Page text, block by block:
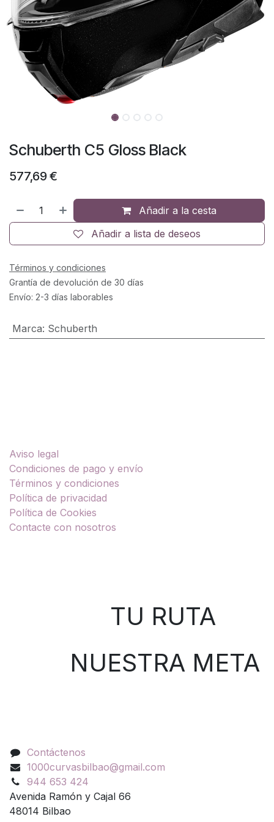
Schuberth C5 Gloss Black
577,69€
Añadir a la cesta
Añadir a lista de deseos
Términos y condiciones
Grantía de devolución de 30 días
Envío: 2-3 días laborables
Marca: Schuberth
Aviso legal
Condiciones de pago y envío
Términos y condiciones
Política de privacidad
Política de Cookies
Contacte con nosotros
TU RUTA
NUESTRA META
Contáctenos
1000curvasbilbao@gmail.com
944 653 424
Avenida Ramón y Cajal 66
48014 Bilbao